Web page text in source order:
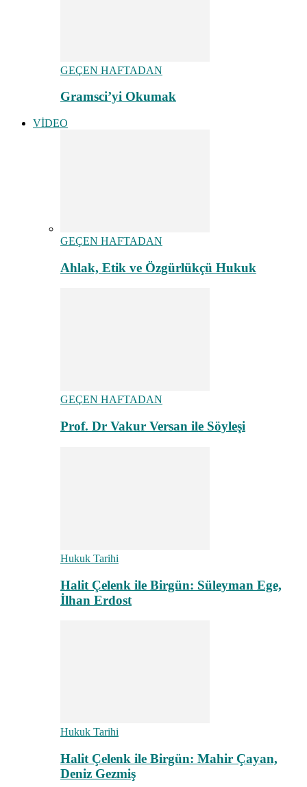
GEÇEN HAFTADAN
Gramsci’yi Okumak
VİDEO
GEÇEN HAFTADAN
Ahlak, Etik ve Özgürlükçü Hukuk
GEÇEN HAFTADAN
Prof. Dr Vakur Versan ile Söyleşi
Hukuk Tarihi
Halit Çelenk ile Birgün: Süleyman Ege,
İlhan Erdost
Hukuk Tarihi
Halit Çelenk ile Birgün: Mahir Çayan,
Deniz Gezmiş